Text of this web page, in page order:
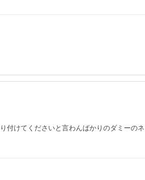
けてくださいと言わんばかりのダミーの